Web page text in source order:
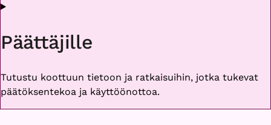
Päättäjille
Tutustu koottuun tietoon ja ratkaisuihin, jotka tukevat
päätöksentekoa ja käyttöönottoa.